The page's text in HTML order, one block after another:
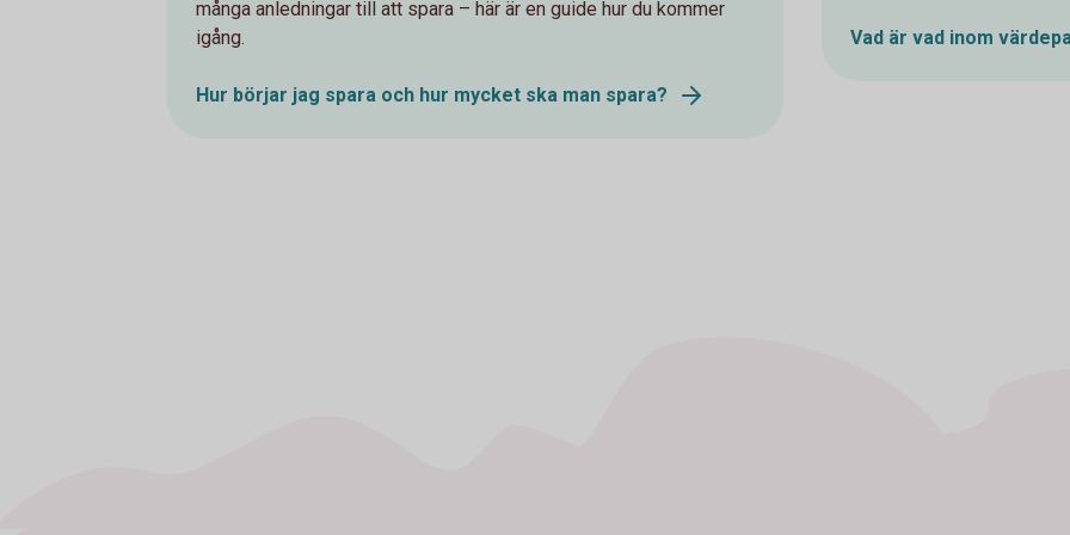
många anledningar till att spara – här är en guide hur du kommer
igång.
Hur börjar jag spara och hur mycket ska man spara?
Vad är vad inom